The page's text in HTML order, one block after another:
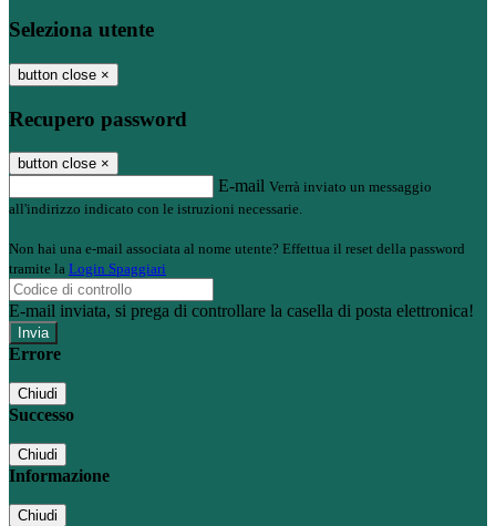
Seleziona utente
button close ×
Recupero password
button close ×
E-mail Verrà inviato un messaggio
all'indirizzo indicato con le istruzioni necessarie.
Non hai una e-mail associata al nome utente? Effettua il reset della password
tramite la Login Spaggiari
E-mail inviata, si prega di controllare la casella di posta elettronica!
Errore
Chiudi
Successo
Chiudi
Informazione
Chiudi